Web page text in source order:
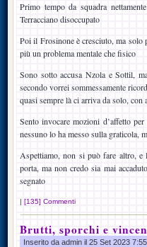
Primo tempo da squadra
Terracciano disoccupato
Poi il Frosinone è cresciuto, ma solo
più un problema mentale che fisico
Sono sotto accusa Nzola e Sottil,
secondo vorrei sommessamente
quasi sempre là ci arriva da solo,
Sento invocare mozioni d’affetto
nessuno lo ha messo sulla graticola,
Aspettiamo, non si può fare altro, e
porta, ma non credo sia mai
segnato
| [135] Commenti
Brutti, sporchi e
Inserito da admin il 25 Set 2023